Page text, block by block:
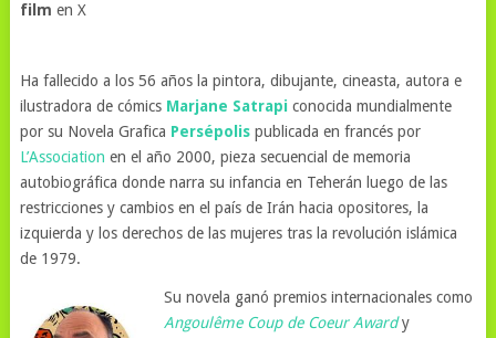
film en X
Ha fallecido a los 56 años la pintora, dibujante, cineasta, autora e
ilustradora de cómics Marjane Satrapi conocida mundialmente
por su Novela Grafica Persépolispublicada en francés por
L’Association en el año 2000, pieza secuencial de memoria
autobiográfica donde narra su infancia en Teherán luego de las
restricciones y cambios en el país de Irán hacia opositores, la
izquierda y los derechos de las mujeres tras la revolución islámica
de 1979.
Su novela ganó premios internacionales como
Angoulême Coup de CoeurAwardy